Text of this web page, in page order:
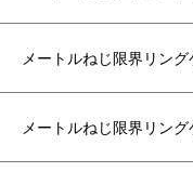
メートルねじ限界リング
メートルねじ限界リング